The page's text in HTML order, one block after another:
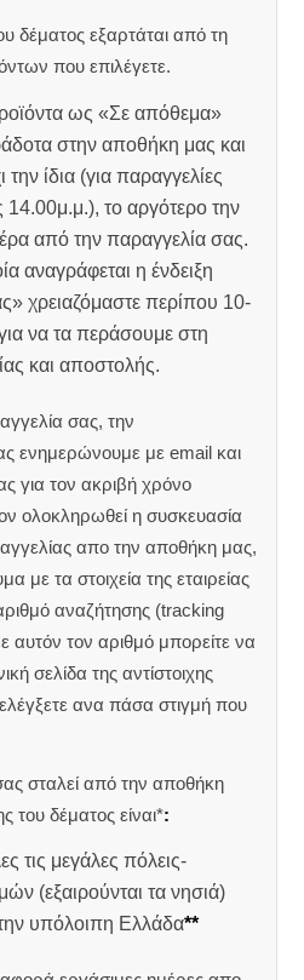
δέματος εξαρτάται από τη
που επιλέγετε.
ως «Σε απόθεμα»
στην αποθήκη μας και
ίδια (για παραγγελίες
14.00μ.μ.), το αργότερο την
από την παραγγελία σας.
αναγράφεται η ένδειξη
χρειαζόμαστε περίπου 10-
να τα περάσουμε στη
και αποστολής.
σας, την
ενημερώνουμε με email και
για τον ακριβή χρόνο
ολοκληρωθεί η συσκευασία
απο την αποθήκη μας,
με τα στοιχεία της εταιρείας
αναζήτησης (tracking
αυτόν τον αριθμό μπορείτε να
σελίδα της αντίστοιχης
ανα πάσα στιγμή που
σταλεί από την αποθήκη
δέματος είναι*:
τις μεγάλες πόλεις-
(εξαιρούνται τα νησιά)
υπόλοιπη Ελλάδα**